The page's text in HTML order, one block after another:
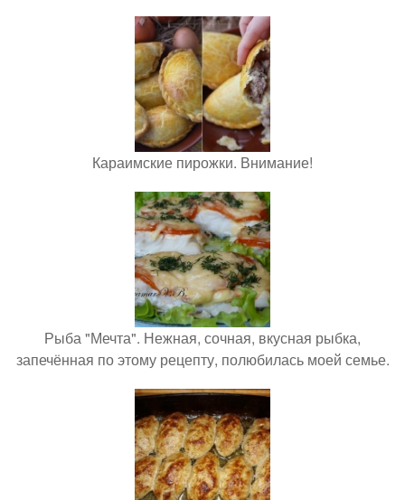
Караимские пирожки. Внимание!
Рыба "Мечта". Нежная, сочная, вкусная рыбка,
запечённая по этому рецепту, полюбилась моей семье.